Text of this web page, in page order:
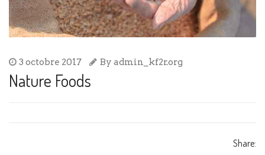
3 octobre 2017 By admin_kf2r.org
Nature Foods
Share: